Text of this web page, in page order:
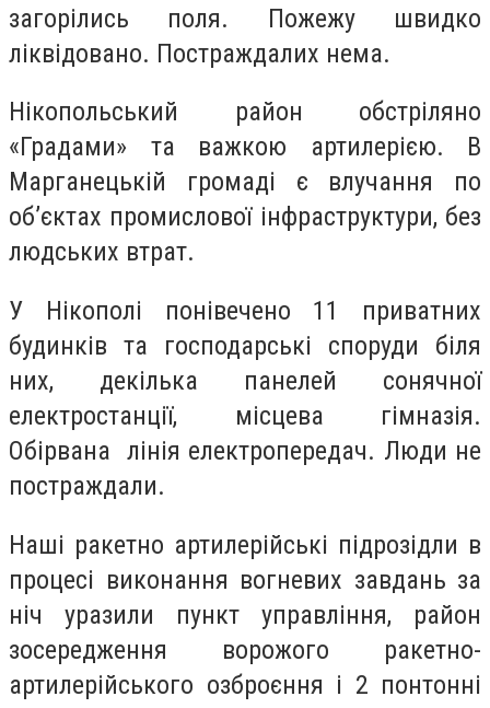
загорілись поля. Пожежу швидко
ліквідовано. Постраждалих нема.
Нікопольський район обстріляно
«Градами» та важкою артилерією. В
Марганецькій громаді є влучання по
об’єктах промислової інфраструктури, без
людських втрат.
У Нікополі понівечено 11 приватних
будинків та господарські споруди біля
них, декілька панелей сонячної
електростанції, місцева гімназія.
Обірвана лінія електропередач. Люди не
постраждали.
Наші ракетно артилерійські підрозідли в
процесі виконання вогневих завдань за
ніч уразили пункт управління, район
зосередження ворожого ракетно-
артилерійського озброєння і 2 понтонні